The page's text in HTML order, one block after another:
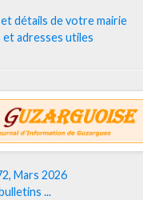
détails de votre mairie
et adresses utiles
Mars 2026
...